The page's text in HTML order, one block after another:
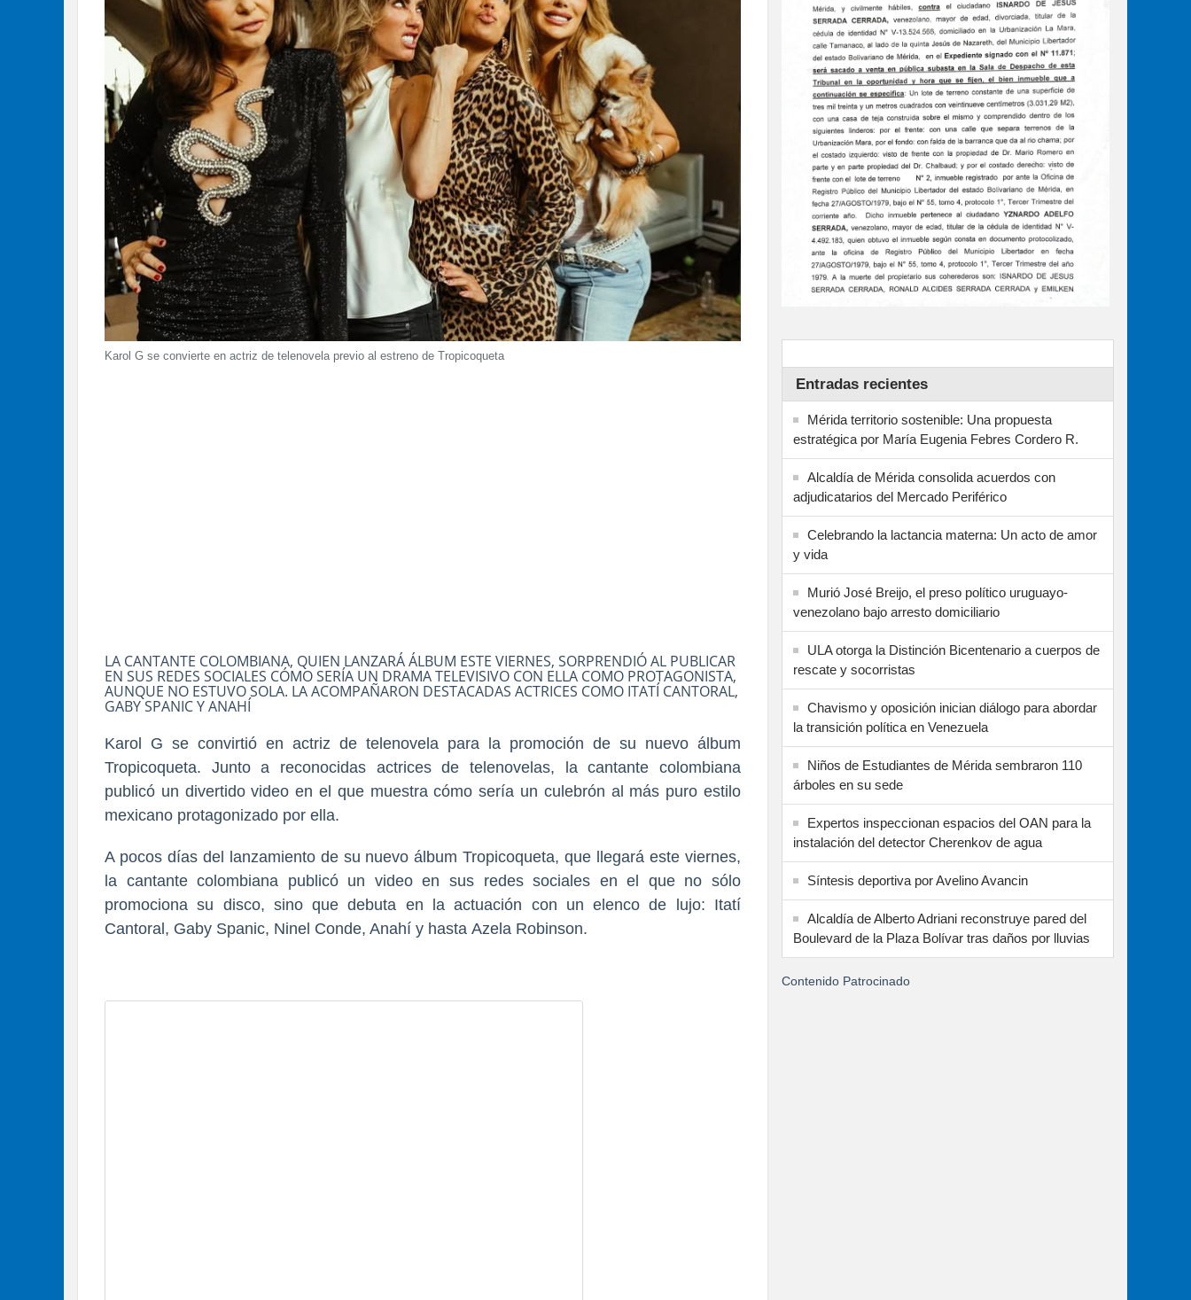
Karol G se convierte en actriz de telenovela previo al estreno de Tropicoqueta
LA CANTANTE COLOMBIANA, QUIEN LANZARÁ ÁLBUM ESTE VIERNES, SORPRENDIÓ AL PUBLICAR
EN SUS REDES SOCIALES CÓMO SERÍA UN DRAMA TELEVISIVO CON ELLA COMO PROTAGONISTA,
AUNQUE NO ESTUVO SOLA. LA ACOMPAÑARON DESTACADAS ACTRICES COMO ITATÍ CANTORAL,
GABY SPANIC Y ANAHÍ
Karol G se convirtió en actriz de telenovela para la promoción de su nuevo álbum
Tropicoqueta. Junto a reconocidas actrices de telenovelas, la cantante colombiana
publicó un divertido video en el que muestra cómo sería un culebrón al más puro estilo
mexicano protagonizado por ella.
A pocos días del lanzamiento de su nuevo álbum Tropicoqueta, que llegará este viernes,
la cantante colombiana publicó un video en sus redes sociales en el que no sólo
promociona su disco, sino que debuta en la actuación con un elenco de lujo: Itatí
Cantoral, Gaby Spanic, Ninel Conde, Anahí y hasta Azela Robinson.
Entradas recientes
Mérida territorio sostenible: Una propuesta
estratégica por María Eugenia Febres Cordero R.
Alcaldía de Mérida consolida acuerdos con
adjudicatarios del Mercado Periférico
Celebrando la lactancia materna: Un acto de amor
y vida
Murió José Breijo, el preso político uruguayo-
venezolano bajo arresto domiciliario
ULA otorga la Distinción Bicentenario a cuerpos de
rescate y socorristas
Chavismo y oposición inician diálogo para abordar
la transición política en Venezuela
Niños de Estudiantes de Mérida sembraron 110
árboles en su sede
Expertos inspeccionan espacios del OAN para la
instalación del detector Cherenkov de agua
Síntesis deportiva por Avelino Avancin
Alcaldía de Alberto Adriani reconstruye pared del
Boulevard de la Plaza Bolívar tras daños por lluvias
Contenido Patrocinado